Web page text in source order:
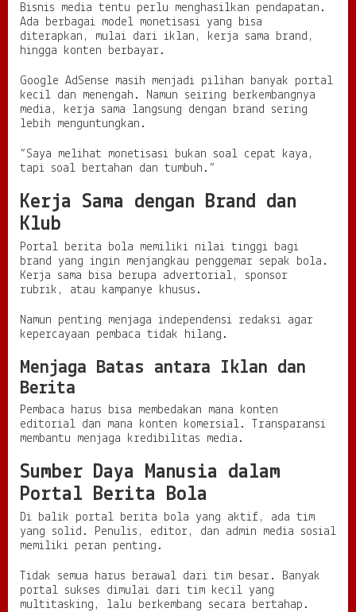
Bisnis media tentu perlu menghasilkan pendapatan.
Ada berbagai model monetisasi yang bisa
diterapkan, mulai dari iklan, kerja sama brand,
hingga konten berbayar.
Google AdSense masih menjadi pilihan banyak portal
kecil dan menengah. Namun seiring berkembangnya
media, kerja sama langsung dengan brand sering
lebih menguntungkan.
“Saya melihat monetisasi bukan soal cepat kaya,
tapi soal bertahan dan tumbuh.”
Kerja Sama dengan Brand dan
Klub
Portal berita bola memiliki nilai tinggi bagi
brand yang ingin menjangkau penggemar sepak bola.
Kerja sama bisa berupa advertorial, sponsor
rubrik, atau kampanye khusus.
Namun penting menjaga independensi redaksi agar
kepercayaan pembaca tidak hilang.
Menjaga Batas antara Iklan dan
Berita
Pembaca harus bisa membedakan mana konten
editorial dan mana konten komersial. Transparansi
membantu menjaga kredibilitas media.
Sumber Daya Manusia dalam
Portal Berita Bola
Di balik portal berita bola yang aktif, ada tim
yang solid. Penulis, editor, dan admin media sosial
memiliki peran penting.
Tidak semua harus berawal dari tim besar. Banyak
portal sukses dimulai dari tim kecil yang
multitasking, lalu berkembang secara bertahap.